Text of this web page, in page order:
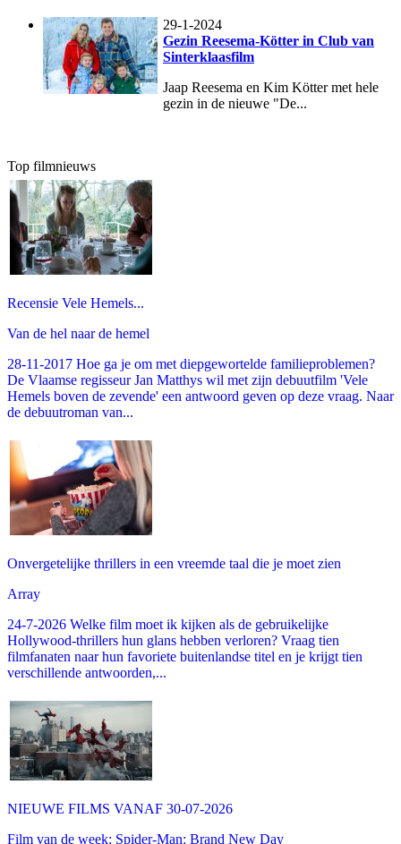
29-1-2024
Gezin Reesema-Kötter in Club van
Sinterklaasfilm
Jaap Reesema en Kim Kötter met hele
gezin in de nieuwe "De...
Top filmnieuws
Recensie Vele Hemels...
Van de hel naar de hemel
28-11-2017 Hoe ga je om met diepgewortelde familieproblemen?
De Vlaamse regisseur Jan Matthys wil met zijn debuutfilm 'Vele
Hemels boven de zevende' een antwoord geven op deze vraag. Naar
de debuutroman van...
Onvergetelijke thrillers in een vreemde taal die je moet zien
Array
24-7-2026 Welke film moet ik kijken als de gebruikelijke
Hollywood-thrillers hun glans hebben verloren? Vraag tien
filmfanaten naar hun favoriete buitenlandse titel en je krijgt tien
verschillende antwoorden,...
NIEUWE FILMS VANAF 30-07-2026
Film van de week: Spider-Man: Brand New Day